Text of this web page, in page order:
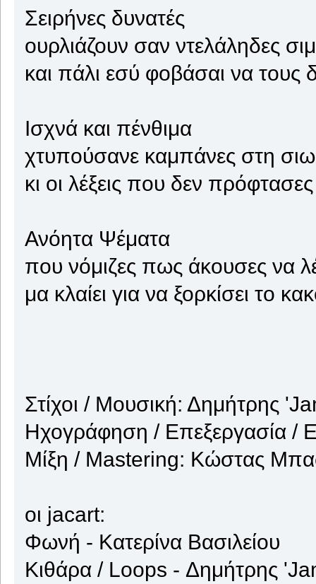
Σειρήνες δυνατές
ουρλιάζουν σαν ντελάληδες
και πάλι εσύ φοβάσαι να τους
Ισχνά και πένθιμα
χτυπούσανε καμπάνες στη
κι οι λέξεις που δεν
Ανόητα Ψέματα
που νόμιζες πως άκουσες να
μα κλαίει για να ξορκίσει το
Στίχοι / Μουσική: Δημήτρης
Ηχογράφηση / Επεξεργασία
Μίξη / Mastering: Κώστας
οι jacart:
Φωνή - Κατερίνα Βασιλείου
Κιθάρα / Loops - Δημήτρης